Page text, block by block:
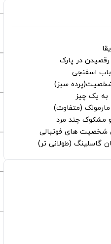
رقصیدن در پارک
باب اسفنجی
به یک چیز
(متفاوت)
مشکوک چند مرد
شخصیت های فوتبالی
گاسلینگ (طولانی تر)